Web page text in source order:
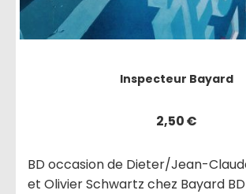
Inspecteur Bayard
2,50€
BD occasion de Dieter/Jean-
et Olivier Schwartz chez Bayard BD